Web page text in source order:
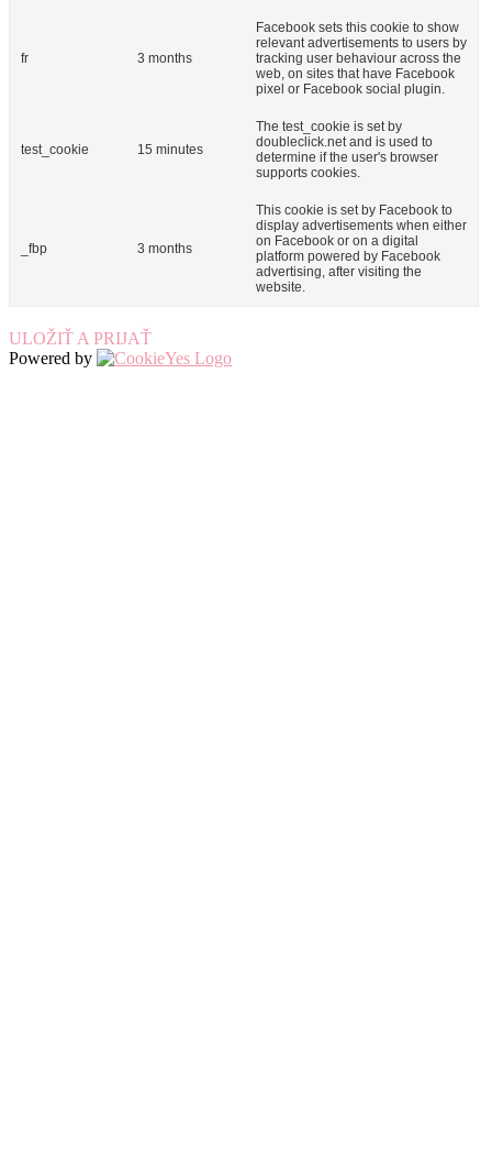
fr 3 months
Facebook sets this cookie to show
relevant advertisements to users by
tracking user behaviour across the
web, on sites that have Facebook
pixel or Facebook social plugin.
test_cookie 15 minutes
The test_cookie is set by
doubleclick.net and is used to
determine if the user's browser
supports cookies.
_fbp 3 months
This cookie is set by Facebook to
display advertisements when either
on Facebook or on a digital
platform powered by Facebook
advertising, after visiting the
website.
ULOŽIŤ A PRIJAŤ
Powered by